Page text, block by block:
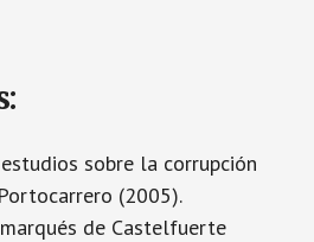
sobre la corrupción
(2005).
de Castelfuerte